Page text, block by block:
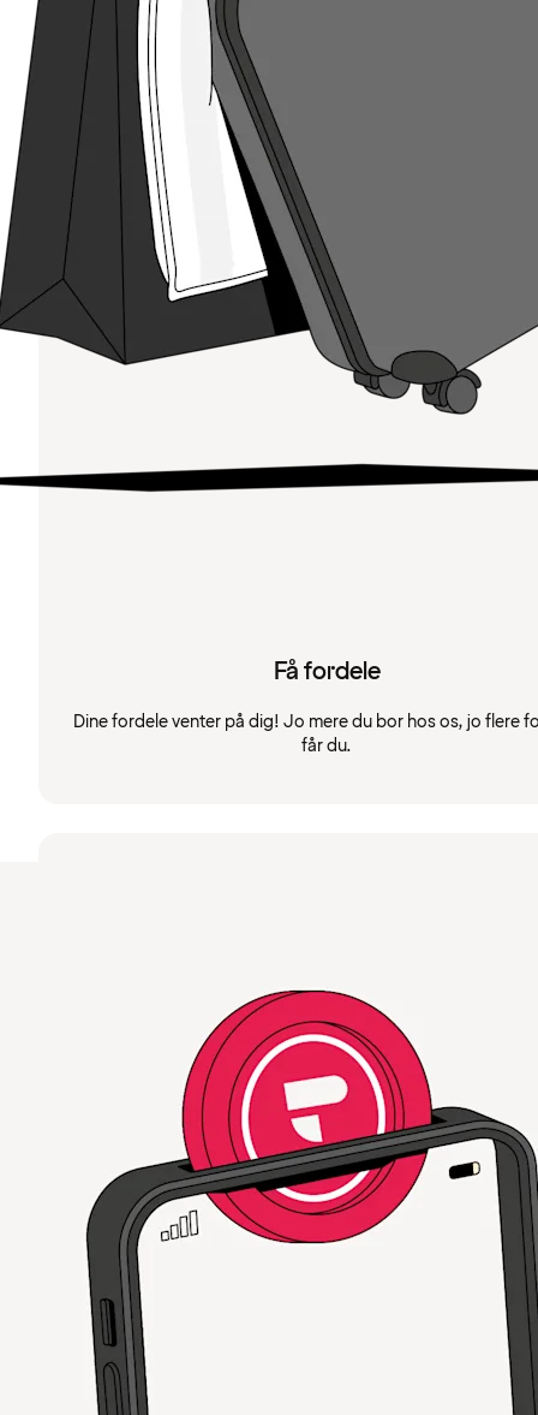
Få fordele
Dine fordele venter på dig! Jo mere du bor hos os, jo flere
får du.